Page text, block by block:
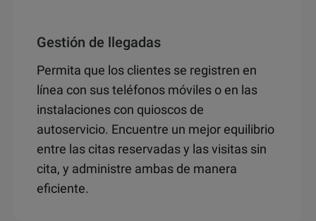
Gestión de llegadas
Permita que los clientes se registren en
línea con sus teléfonos móviles o en las
instalaciones con quioscos de
autoservicio. Encuentre un mejor equilibrio
entre las citas reservadas y las visitas sin
cita, y administre ambas de manera
eficiente.